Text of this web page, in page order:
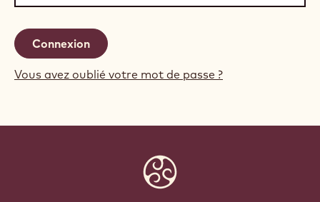
Vous avez oublié votre mot de passe ?